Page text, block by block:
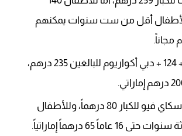
أقل من ست سنوات يمكنهم
مجاناً.
الطابق 125 + 124 + دبي أكواريوم للبالغين 235 درهم،
سعر تذكرة سكاي فيو للكبار 80 درهماً، وللأطفال
عاماً 65 درهماً إماراتياً.